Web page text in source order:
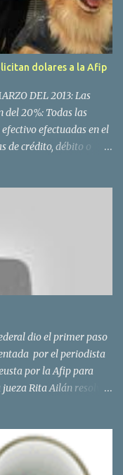
dolares a la Afip
DEL 2013: Las
del 20%: Todas las
efectuadas en el
de crédito, débito o
quien concreta
un 31% menos que
pedirá más información
La...
dio el primer paso
por el periodista
por la Afip para
Rita Ailán resolvió
que se lo autorice a
oficial. El Sr Lanata,